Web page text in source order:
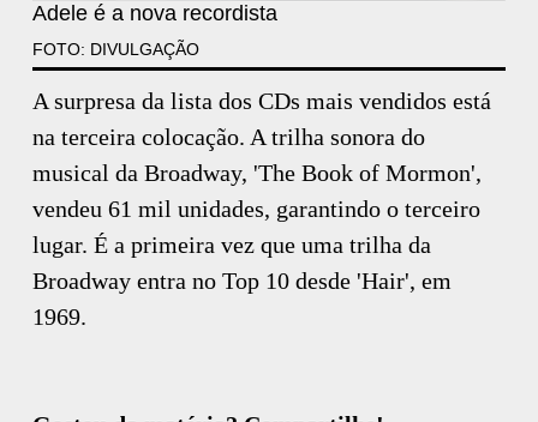
Adele é a nova recordista
FOTO: DIVULGAÇÃO
A surpresa da lista dos CDs mais vendidos está
na terceira colocação. A trilha sonora do
musical da Broadway, 'The Book of Mormon',
vendeu 61 mil unidades, garantindo o terceiro
lugar. É a primeira vez que uma trilha da
Broadway entra no Top 10 desde 'Hair', em
1969.